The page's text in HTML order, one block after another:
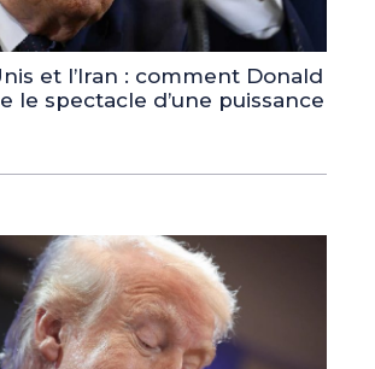
et l’Iran : comment Donald
le spectacle d’une puissance